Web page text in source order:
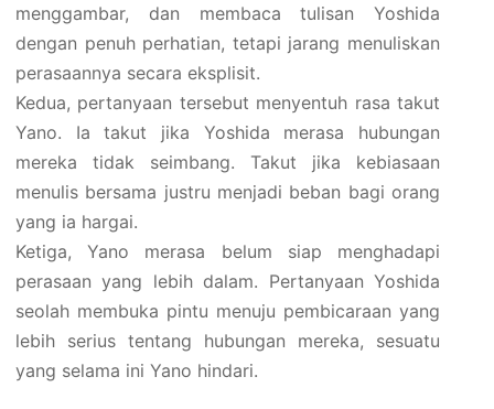
menggambar, dan membaca tulisan Yoshida
dengan penuh perhatian, tetapi jarang menuliskan
perasaannya secara eksplisit.
Kedua, pertanyaan tersebut menyentuh rasa takut
Yano. Ia takut jika Yoshida merasa hubungan
mereka tidak seimbang. Takut jika kebiasaan
menulis bersama justru menjadi beban bagi orang
yang ia hargai.
Ketiga, Yano merasa belum siap menghadapi
perasaan yang lebih dalam. Pertanyaan Yoshida
seolah membuka pintu menuju pembicaraan yang
lebih serius tentang hubungan mereka, sesuatu
yang selama ini Yano hindari.